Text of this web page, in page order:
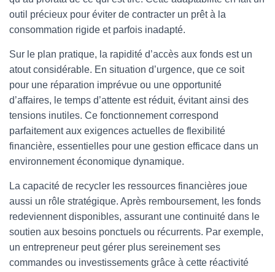
outil précieux pour éviter de contracter un prêt à la
consommation rigide et parfois inadapté.
Sur le plan pratique, la rapidité d’accès aux fonds est un
atout considérable. En situation d’urgence, que ce soit
pour une réparation imprévue ou une opportunité
d’affaires, le temps d’attente est réduit, évitant ainsi des
tensions inutiles. Ce fonctionnement correspond
parfaitement aux exigences actuelles de flexibilité
financière, essentielles pour une gestion efficace dans un
environnement économique dynamique.
La capacité de recycler les ressources financières joue
aussi un rôle stratégique. Après remboursement, les fonds
redeviennent disponibles, assurant une continuité dans le
soutien aux besoins ponctuels ou récurrents. Par exemple,
un entrepreneur peut gérer plus sereinement ses
commandes ou investissements grâce à cette réactivité